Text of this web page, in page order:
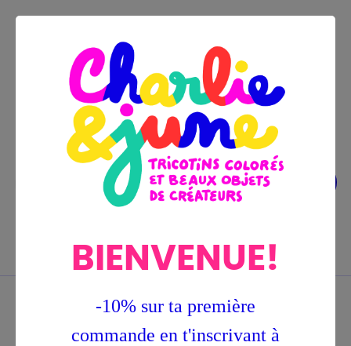
Tricotins Noël
copy of Le Petit
BIENVENUE!
-10% sur ta première
commande en t'inscrivant à